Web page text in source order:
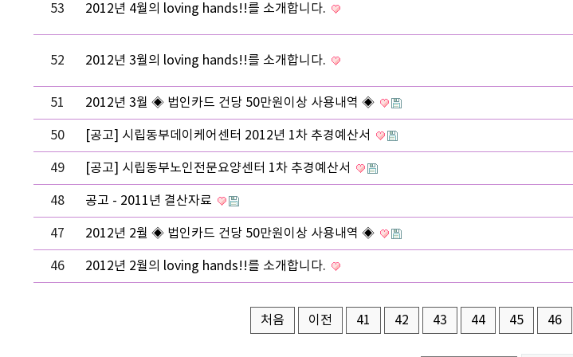
53 2012년 4월의 loving hands!!를 소개합니다.
52 2012년 3월의 loving hands!!를 소개합니다.
51 2012년 3월 ◈ 법인카드 건당 50만원이상 사용내역 ◈
50 [공고] 시립동부데이케어센터 2012년 1차 추경예산서
49 [공고] 시립동부노인전문요양센터 1차 추경예산서
48 공고 - 2011년 결산자료
47 2012년 2월 ◈ 법인카드 건당 50만원이상 사용내역 ◈
46 2012년 2월의 loving hands!!를 소개합니다.
처음 이전 41 42 43 44 45 46